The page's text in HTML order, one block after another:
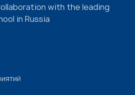
with the leading
in Russia